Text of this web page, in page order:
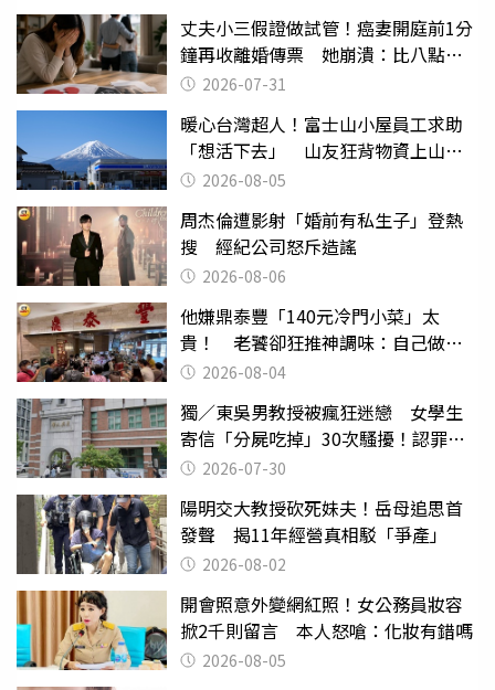
丈夫小三假證做試管！癌妻開庭前1分
鐘再收離婚傳票 她崩潰：比八點檔
還扯2026-07-31
暖心台灣超人！富士山小屋員工求助
「想活下去」 山友狂背物資上山：
台灣真的是寶島
2026-08-05
周杰倫遭影射「婚前有私生子」登熱
搜 經紀公司怒斥造謠
2026-08-06
他嫌鼎泰豐「140元冷門小菜」太
貴！ 老饕卻狂推神調味：自己做不
出來2026-08-04
獨／東吳男教授被瘋狂迷戀 女學生
寄信「分屍吃掉」30次騷擾！認罪免
關 2026-07-30
陽明交大教授砍死妹夫！岳母追思首
發聲 揭11年經營真相駁「爭產」
2026-08-02
開會照意外變網紅照！女公務員妝容
掀2千則留言 本人怒嗆：化妝有錯嗎
2026-08-05